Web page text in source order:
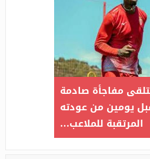
مفاجأة صادمة
يومين من عودته
المرتقبة للملاعب…